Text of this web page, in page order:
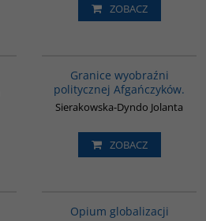
ZOBACZ
Granice wyobraźni
politycznej Afgańczyków.
Sierakowska-Dyndo Jolanta
ZOBACZ
Opium globalizacji